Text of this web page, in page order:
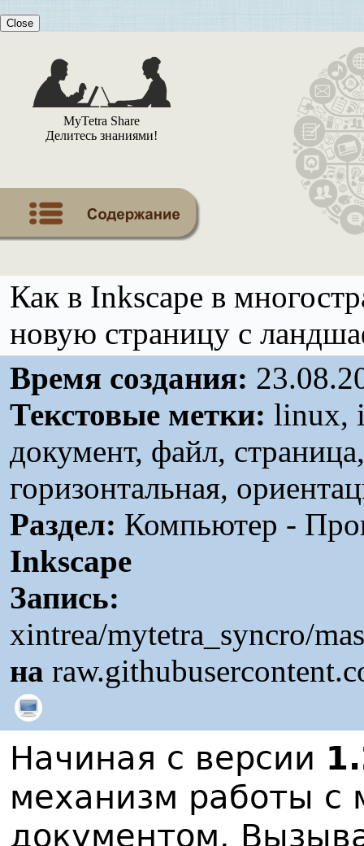
Close
MyTetra Share
Делитесь знаниями!
Как в Inkscape в
новую страницу с
Время создания:
Текстовые метки: linux,
документ, файл,
горизонтальная,
Раздел: Компьютер -
Inkscape
Запись:
xintrea/mytetra_syncro/
на
Начиная с версии
механизм работы с
документом.